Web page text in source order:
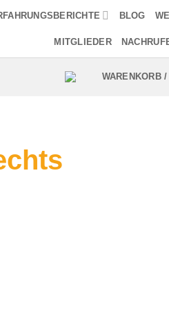
BLOG
MITGLIEDER
WARENKORB /